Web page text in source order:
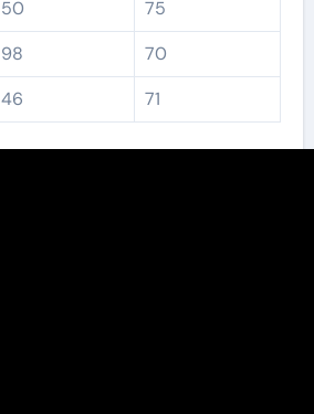
50
75
98
70
46 71